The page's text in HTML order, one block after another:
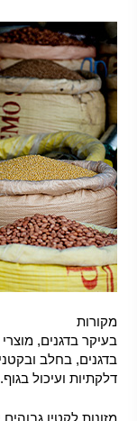
מקורות
בעיקר בדגנים,
בדגנים, בחלב
דלקתיות ועיכול בגוף.